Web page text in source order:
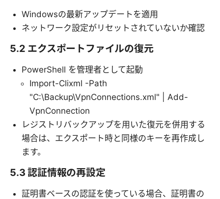
Windowsの最新アップデートを適用
ネットワーク設定がリセットされていないか確認
5.2 エクスポートファイルの復元
PowerShell を管理者として起動
Import-Clixml -Path
"C:\Backup\VpnConnections.xml" | Add-
VpnConnection
レジストリバックアップを用いた復元を併用する
場合は、エクスポート時と同様のキーを再作成し
ます。
5.3 認証情報の再設定
証明書ベースの認証を使っている場合、証明書の